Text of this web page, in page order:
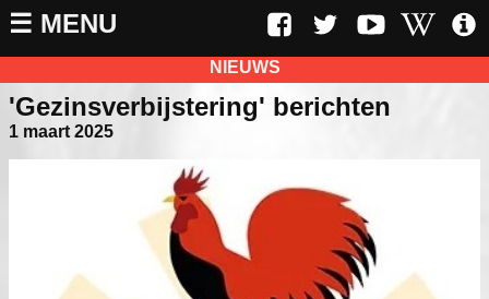
☰ MENU
NIEUWS
'Gezinsverbijstering' berichten
1 maart 2025